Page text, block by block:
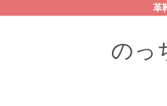
革
のっ